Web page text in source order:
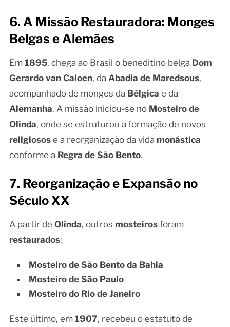
6. A Missão Restauradora: Monges
Belgas e Alemães
Em 1895, chega ao Brasil o beneditino belga Dom
Gerardo van Caloen, da Abadia de Maredsous,
acompanhado de monges da Bélgica e da
Alemanha. A missão iniciou-se no Mosteiro de
Olinda, onde se estruturou a formação de novos
religiosose a reorganização da vida monástica
conforme a Regra de São Bento.
7. Reorganização e Expansão no
Século XX
A partir de Olinda, outros mosteirosforam
restaurados:
Mosteiro de São Bento da Bahia
Mosteiro de São Paulo
Mosteiro do Rio de Janeiro
Este último, em 1907, recebeu o estatuto de